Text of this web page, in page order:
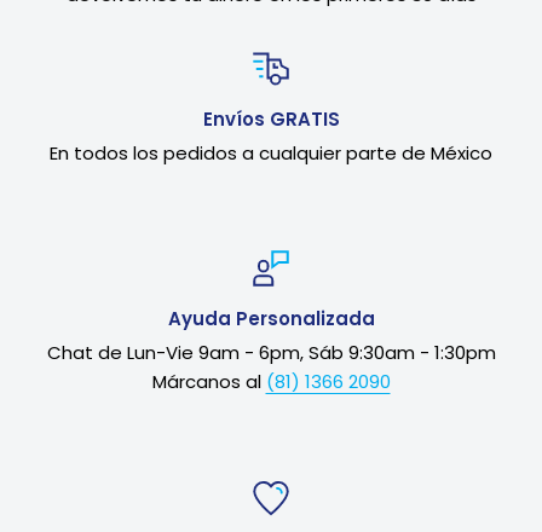
Envíos GRATIS
En todos los pedidos a cualquier parte de México
Ayuda Personalizada
Chat de Lun-Vie 9am - 6pm, Sáb 9:30am - 1:30pm
Márcanos al (81) 1366 2090